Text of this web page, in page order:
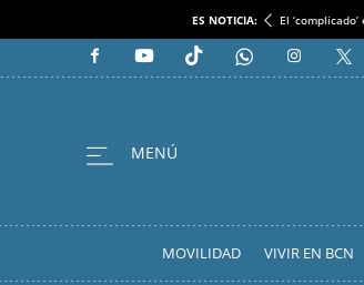
ES NOTICIA: El
MOVILIDAD VIVIR EN BCN